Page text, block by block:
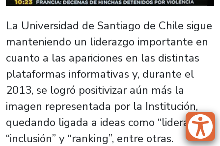
La Universidad de Santiago de Chile sigue
manteniendo un liderazgo importante en
cuanto a las apariciones en las distintas
plataformas informativas y, durante el
2013, se logró positivizar aún más la
imagen representada por la Institución,
quedando ligada a ideas como “liderazgo”,
“inclusión” y “ranking”, entre otras.